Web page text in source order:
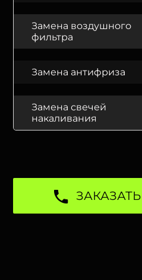
Замена воздушного
фильтра
Замена антифриза
Замена свечей
накаливания
ЗАКАЗАТЬ